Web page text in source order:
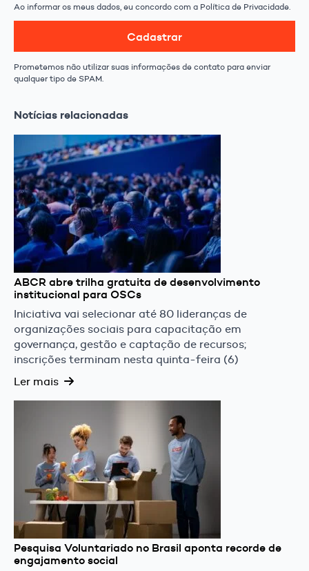
Ao informar os meus dados, eu concordo com a Política de Privacidade.
Cadastrar
Prometemos não utilizar suas informações de contato para enviar
qualquer tipo de SPAM.
Notícias relacionadas
ABCR abre trilha gratuita de desenvolvimento
institucional para OSCs
Iniciativa vai selecionar até 80 lideranças de
organizações sociais para capacitação em
governança, gestão e captação de recursos;
inscrições terminam nesta quinta-feira (6)
Ler mais
Pesquisa Voluntariado no Brasil aponta recorde de
engajamento social